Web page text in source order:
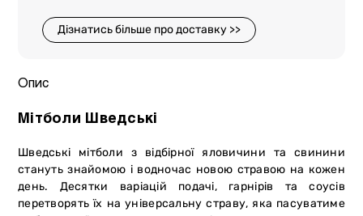
Дізнатись більше про доставку >>
Опис
Мітболи Шведські
Шведські мітболи з відбірної яловичини та свинини
стануть знайомою і водночас новою стравою на кожен
день. Десятки варіацій подачі, гарнірів та соусів
перетворять їх на універсальну страву, яка пасуватиме